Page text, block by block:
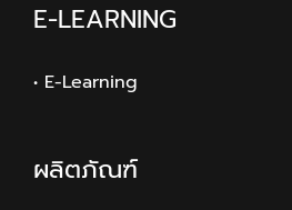
E-LEARNING
• E-Learning
ผลิตภัณฑ์